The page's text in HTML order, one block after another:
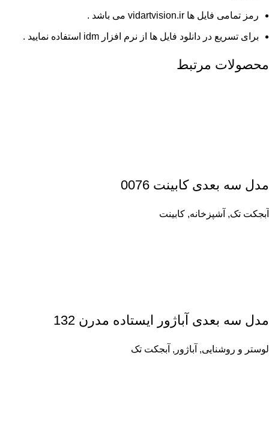
رمز تمامی فایل ها vidartvision.ir می باشد .
برای تسریع در دانلود فایل ها از نرم افزار idm استفاده نمایید .
محصولات مرتبط
مدل سه بعدی کابینت 0076
آبجکت تک, آشپزخانه, کابینت
مدل سه بعدی آباژور ایستاده مدرن 132
لوستر و روشنایی, آباژور , آبجکت تک